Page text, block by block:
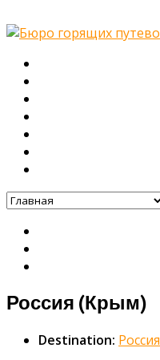
Россия (Крым)
Destination: Россия